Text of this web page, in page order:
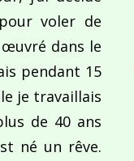
les
voler de
œuvré dans le
pendant 15
je travaillais
de 40 ans
né un rêve.